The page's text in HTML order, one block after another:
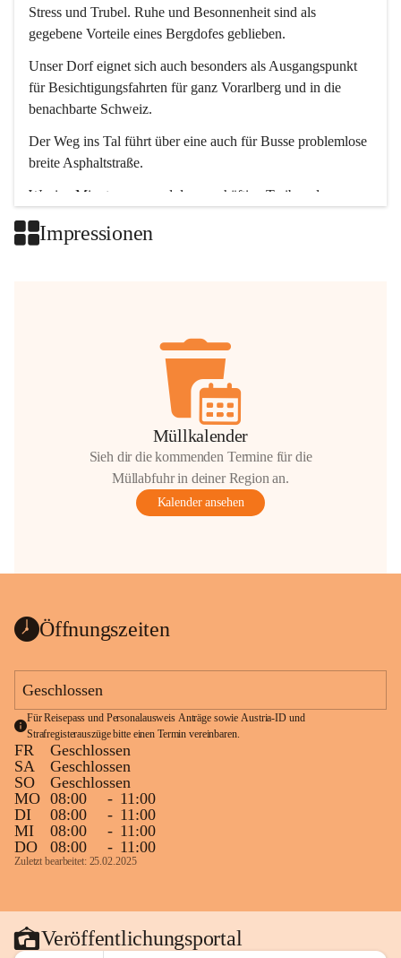
Stress und Trubel. Ruhe und Besonnenheit sind als
gegebene Vorteile eines Bergdofes geblieben.
Unser Dorf eignet sich auch besonders als Ausgangspunkt
für Besichtigungsfahrten für ganz Vorarlberg und in die
benachbarte Schweiz.
Der Weg ins Tal führt über eine auch für Busse problemlose
breite Asphaltstraße.
Wenige Minuten nur, und das geschäftige Treiben der
Impressionen
Müllkalender
Sieh dir die kommenden Termine für die
Müllabfuhr in deiner Region an.
Kalender ansehen
Öffnungszeiten
Geschlossen
Für Reisepass und Personalausweis Anträge sowie Austria-ID und
Strafregisterauszüge bitte einen Termin vereinbaren.
FR
Geschlossen
SA
Geschlossen
SO
Geschlossen
MO 08:00 - 11:00
DI
08:00 - 11:00
MI
08:00 - 11:00
DO
08:00 - 11:00
Zuletzt bearbeitet: 25.02.2025
Veröffentlichungsportal